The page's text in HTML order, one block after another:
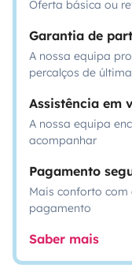
Oferta básica ou
Garantia de
A nossa equipa
percalços de
Assistência em
A nossa equipa
acompanhar
Pagamento
Mais conforto
pagamento
Saber mais